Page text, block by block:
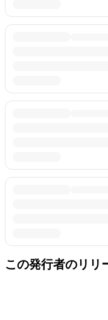
この発行者のリリ